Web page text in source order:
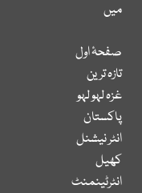
میں
صفحۂ اول
تازہ ترین
غزہ لہو لہو
پاکستان
انٹر نیشنل
کھیل
انٹرٹینمنٹ